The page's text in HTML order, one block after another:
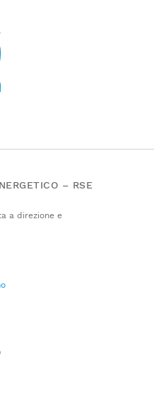
– RSE
a direzione e